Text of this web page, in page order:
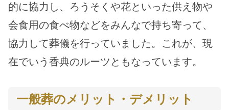
的に協力し、ろうそくや花といった供え物や
会食用の食べ物などをみんなで持ち寄って、
協力して葬儀を行っていました。これが、現
在でいう香典のルーツともなっています。
一般葬のメリット・デメリット